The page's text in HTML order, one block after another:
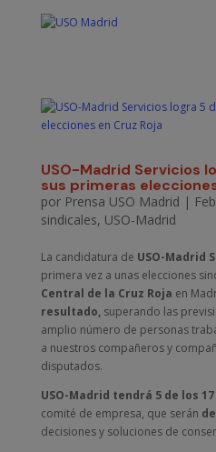
USO-Madrid Servicios
sus primeras
por Prensa USO Madrid |
sindicales, USO-Madrid
La candidatura de USO-Madrid
primera vez a unas elecciones
Central de la Cruz Roja en
resultado,superando las
amplio número de personas
a nuestros compañeros y
disputados.
USO-Madrid tendrá 5 de los
comité de empresa, que serán
decisiones y soluciones de